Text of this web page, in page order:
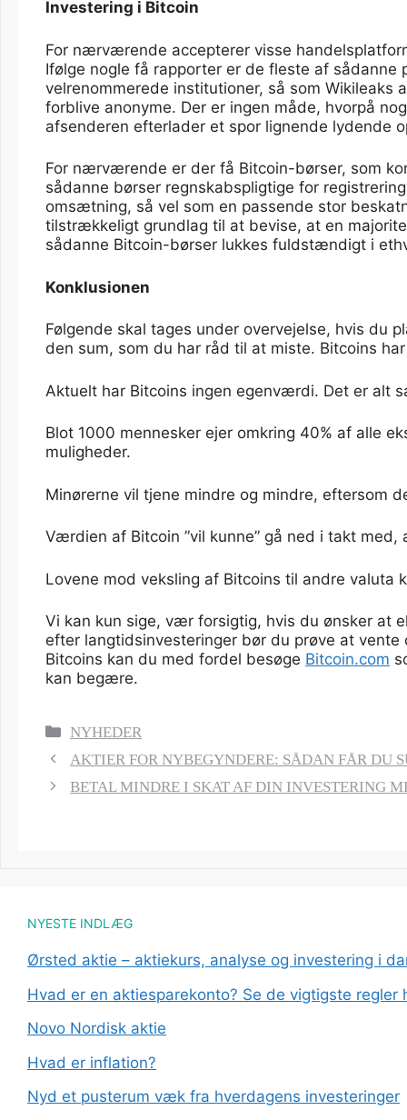
Investering i Bitcoin
For nærværende accepterer visse
Ifølge nogle få rapporter er de fleste af
velrenommerede institutioner, så som Wikileaks
forblive anonyme. Der er ingen måde, hvorpå
afsenderen efterlader et spor lignende lydende
For nærværende er der få Bitcoin-børser, som
sådanne børser regnskabspligtige for
omsætning, så vel som en passende stor
tilstrækkeligt grundlag til at bevise, at en
sådanne Bitcoin-børser lukkes fuldstændigt i
Konklusionen
Følgende skal tages under overvejelse, hvis du
den sum, som du har råd til at miste. Bitcoins
Aktuelt har Bitcoins ingen egenværdi. Det er alt
Blot 1000 mennesker ejer omkring 40% af alle
muligheder.
Minørerne vil tjene mindre og mindre, eftersom
Værdien af Bitcoin ”vil kunne” gå ned i takt
Lovene mod veksling af Bitcoins til andre valuta
Vi kan kun sige, vær forsigtig, hvis du ønsker at
efter langtidsinvesteringer bør du prøve at
Bitcoins kan du med fordel besøge Bitcoin.com
kan begære.
KATEGORIER
NYHEDER
AKTIER FOR NYBEGYNDERE: SÅDAN FÅR DU
BETAL MINDRE I SKAT AF DIN INVESTERING
NYESTE INDLÆG
Ørsted aktie – aktiekurs, analyse og investering i
Hvad er en aktiesparekonto? Se de vigtigste regler
Novo Nordisk aktie
Hvad er inflation?
Nyd et pusterum væk fra hverdagens investeringer